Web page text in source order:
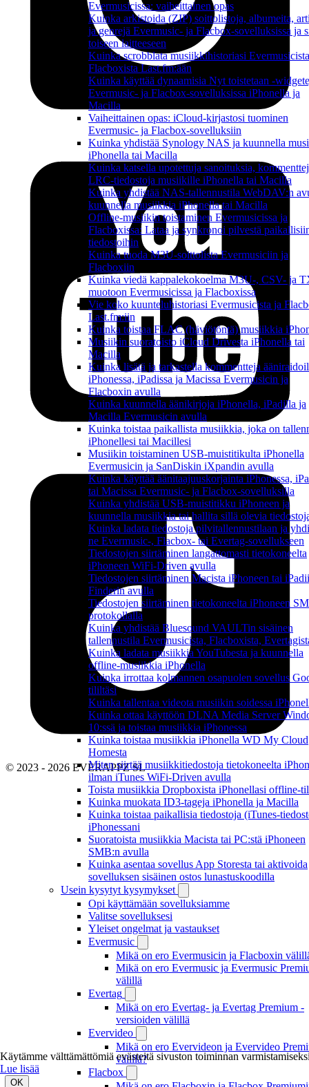
Evermusicissa: vaiheittainen opas
Kuinka arkistoida (ZIP) soittolistoja, albumeita,
ja genrejä Evermusic- ja Flacbox-sovelluksissa ja
toiseen laitteeseen
Kuinka scrobblata musiikkihistoriasi
Flacboxista Last.fm:ään
Kuinka käyttää dynaamisia Nyt toistetaan -
Evermusic- ja Flacbox-sovelluksissa iPhonella ja
Macilla
Vaiheittainen opas: iCloud-kirjastosi tuominen
Evermusic- ja Flacbox-sovelluksiin
Kuinka yhdistää Synology NAS ja kuunnella
iPhonella tai Macilla
Kuinka katsella upotettuja sanoituksia,
LRC-tiedostoja musiikille iPhonella tai Macilla
Kuinka yhdistää NAS-tallennustila WebDAV:n
kuunnella musiikkia iPhonella tai Macilla
Offline-musiikin toistaminen Evermusicissa ja
Flacboxissa: Lataa ja synkronoi pilvestä
tiedostoihin
Kuinka tuoda M3U-soittolista Evermusiciin ja
Flacboxiin
Kuinka viedä kappalekokoelma M3U-, CSV- ja
muotoon Evermusicissa ja Flacboxissa
Vie koko kuunteluhistoriasi Evermusicista ja
Last.fm:iin
Kuinka toistaa FLAC (häviötöntä) musiikkia
Musiikin suoratoisto iCloud Drivesta iPhonella tai
Macilla
Kuinka lisätä ja tarkastella kommentteja
iPhonessa, iPadissa ja Macissa Evermusicin ja
Flacboxin avulla
Kuinka kuunnella äänikirjoja iPhonella, iPadilla ja
Macilla Evermusicin avulla
Kuinka toistaa paikallista musiikkia, joka on
iPhonellesi tai Macillesi
Musiikin toistaminen USB-muistitikulta iPhonella
Evermusicin ja SanDiskin iXpandin avulla
Kuinka käyttää äänitaajuuskorjainta iPhonessa,
tai Macissa Evermusic- ja Flacbox-sovelluksilla
Kuinka yhdistää USB-muistitikku iPhoneen ja
kuunnella musiikkia tai hallita sillä olevia
Kuinka ladata tiedostoja pilvitallennustilaan ja
ne Evermusic-, Flacbox- tai Evertag-sovellukseen
Tiedostojen siirtäminen langattomasti tietokoneelta
iPhoneen WiFi-Driven avulla
Tiedostojen siirtäminen Macista iPhoneen tai
Finderin avulla
Tiedostojen siirtäminen tietokoneelta iPhoneen
protokollalla
Kuinka yhdistää Bluesound VAULTin sisäinen
tallennustila Evermusicista, Flacboxista,
Kuinka ladata musiikkia YouTubesta ja kuunnella
offline-musiikkia iPhonella
Kuinka irrottaa kolmannen osapuolen sovellus
tililtäsi
Kuinka tallentaa videota musiikin soidessa
Kuinka ottaa käyttöön DLNA Media Server
10:ssä ja toistaa musiikkia iPhonessa
Kuinka toistaa musiikkia iPhonella WD My Cloud
Homesta
Miten siirtää musiikkitiedostoja tietokoneelta
ilman iTunes WiFi-Driven avulla
Toista musiikkia Dropboxista iPhonellasi offline-
Kuinka muokata ID3-tageja iPhonella ja Macilla
Kuinka toistaa paikallisia tiedostoja (iTunes-
iPhonessani
Suoratoista musiikkia Macista tai PC:stä iPhoneen
SMB:n avulla
Kuinka asentaa sovellus App Storesta tai aktivoida
sovelluksen sisäinen ostos lunastuskoodilla
Usein kysytyt kysymykset
Opi käyttämään sovelluksiamme
Valitse sovelluksesi
Yleiset ongelmat ja vastaukset
Evermusic
Mikä on ero Evermusicin ja Flacboxin
Mikä on ero Evermusic ja Evermusic
välillä
Evertag
Mikä on ero Evertag- ja Evertag Premium -
versioiden välillä
Evervideo
Mikä on ero Evervideon ja Evervideo
välillä?
Flacbox
Käytämme välttämättömiä evästeitä sivuston toiminnan
Lue lisää
OK
© 2023 - 2026 EVERAPPZ SL